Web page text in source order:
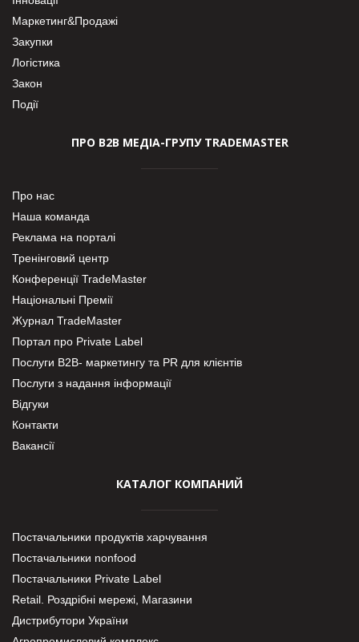
Маркетинг&Продажі
Закупки
Логістика
Закон
Події
ПРО В2В МЕДІА-ГРУПУ TRADEMASTER
Про нас
Наша команда
Реклама на порталі
Тренінговий центр
Конференції TradeMaster
Національні Премії
Журнал TradeMaster
Портал про Private Label
Послуги В2В- маркетингу та PR для клієнтів
Послуги з надання інформації
Відгуки
Контакти
Вакансії
КАТАЛОГ КОМПАНИЙ
Постачальники продуктів харчування
Постачальники nonfood
Постачальники Private Label
Retail. Роздрібні мережі, Магазини
Дистрибутори України